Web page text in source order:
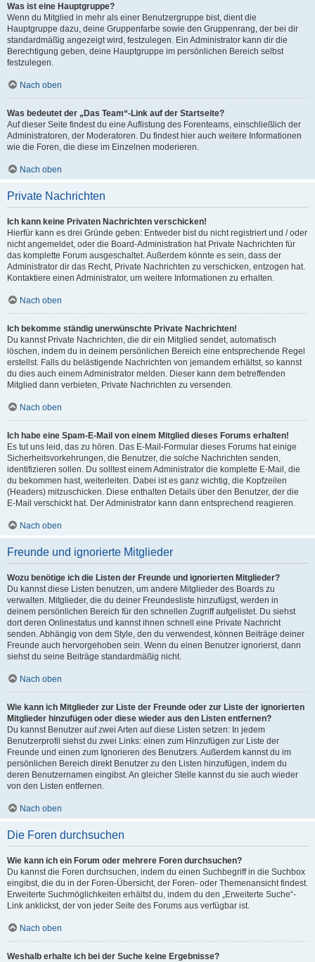
Was ist eine Hauptgruppe?
Wenn du Mitglied in mehr als einer Benutzergruppe bist, dient die
Hauptgruppe dazu, deine Gruppenfarbe sowie den Gruppenrang, der bei dir
standardmäßig angezeigt wird, festzulegen. Ein Administrator kann dir die
Berechtigung geben, deine Hauptgruppe im persönlichen Bereich selbst
festzulegen.
Nach oben
Was bedeutet der „Das Team“-Link auf der Startseite?
Auf dieser Seite findest du eine Auflistung des Forenteams, einschließlich der
Administratoren, der Moderatoren. Du findest hier auch weitere Informationen
wie die Foren, die diese im Einzelnen moderieren.
Nach oben
Private Nachrichten
Ich kann keine Privaten Nachrichten verschicken!
Hierfür kann es drei Gründe geben: Entweder bist du nicht registriert und / oder
nicht angemeldet, oder die Board-Administration hat Private Nachrichten für
das komplette Forum ausgeschaltet. Außerdem könnte es sein, dass der
Administrator dir das Recht, Private Nachrichten zu verschicken, entzogen hat.
Kontaktiere einen Administrator, um weitere Informationen zu erhalten.
Nach oben
Ich bekomme ständig unerwünschte Private Nachrichten!
Du kannst Private Nachrichten, die dir ein Mitglied sendet, automatisch
löschen, indem du in deinem persönlichen Bereich eine entsprechende Regel
erstellst. Falls du belästigende Nachrichten von jemandem erhältst, so kannst
du dies auch einem Administrator melden. Dieser kann dem betreffenden
Mitglied dann verbieten, Private Nachrichten zu versenden.
Nach oben
Ich habe eine Spam-E-Mail von einem Mitglied dieses Forums erhalten!
Es tut uns leid, das zu hören. Das E-Mail-Formular dieses Forums hat einige
Sicherheitsvorkehrungen, die Benutzer, die solche Nachrichten senden,
identifizieren sollen. Du solltest einem Administrator die komplette E-Mail, die
du bekommen hast, weiterleiten. Dabei ist es ganz wichtig, die Kopfzeilen
(Headers) mitzuschicken. Diese enthalten Details über den Benutzer, der die
E-Mail verschickt hat. Der Administrator kann dann entsprechend reagieren.
Nach oben
Freunde und ignorierte Mitglieder
Wozu benötige ich die Listen der Freunde und ignorierten Mitglieder?
Du kannst diese Listen benutzen, um andere Mitglieder des Boards zu
verwalten. Mitglieder, die du deiner Freundesliste hinzufügst, werden in
deinem persönlichen Bereich für den schnellen Zugriff aufgelistet. Du siehst
dort deren Onlinestatus und kannst ihnen schnell eine Private Nachricht
senden. Abhängig von dem Style, den du verwendest, können Beiträge deiner
Freunde auch hervorgehoben sein. Wenn du einen Benutzer ignorierst, dann
siehst du seine Beiträge standardmäßig nicht.
Nach oben
Wie kann ich Mitglieder zur Liste der Freunde oder zur Liste der ignorierten
Mitglieder hinzufügen oder diese wieder aus den Listen entfernen?
Du kannst Benutzer auf zwei Arten auf diese Listen setzen: In jedem
Benutzerprofil siehst du zwei Links: einen zum Hinzufügen zur Liste der
Freunde und einen zum Ignorieren des Benutzers. Außerdem kannst du im
persönlichen Bereich direkt Benutzer zu den Listen hinzufügen, indem du
deren Benutzernamen eingibst. An gleicher Stelle kannst du sie auch wieder
von den Listen entfernen.
Nach oben
Die Foren durchsuchen
Wie kann ich ein Forum oder mehrere Foren durchsuchen?
Du kannst die Foren durchsuchen, indem du einen Suchbegriff in die Suchbox
eingibst, die du in der Foren-Übersicht, der Foren- oder Themenansicht findest.
Erweiterte Suchmöglichkeiten erhältst du, indem du den „Erweiterte Suche“-
Link anklickst, der von jeder Seite des Forums aus verfügbar ist.
Nach oben
Weshalb erhalte ich bei der Suche keine Ergebnisse?